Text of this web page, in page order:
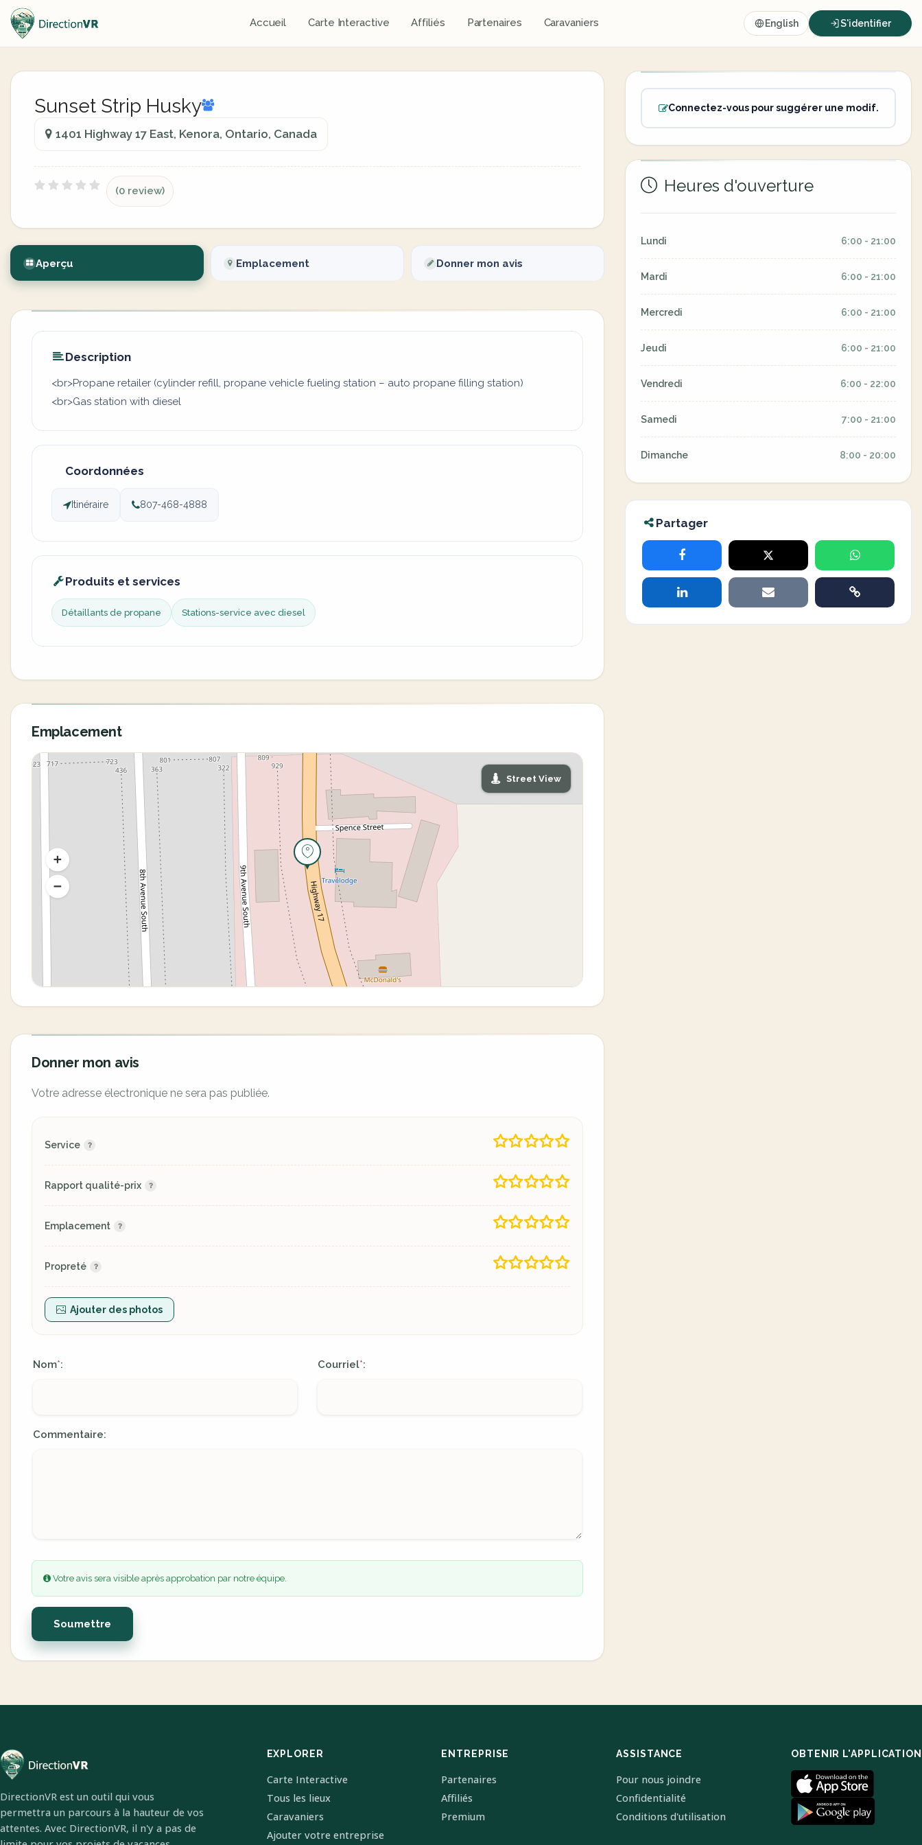
Accueil Carte Interactive Affiliés Partenaires Caravaniers English S'identifier
Sunset Strip Husky
1401 Highway 17 East, Kenora, Ontario, Canada
(0 review)
Aperçu Emplacement Donner mon avis
Description
<br>Propane retailer (cylinder refill, propane vehicle fueling station – auto propane filling station)
<br>Gas station with diesel
Coordonnées
Itinéraire 807-468-4888
Produits et services
Détaillants de propane Stations-service avec diesel
Emplacement
Street View
Donner mon avis
Votre adresse électronique ne sera pas publiée.
Service
Rapport qualité-prix
Emplacement
Propreté
Ajouter des photos
Nom*: Courriel*:
Commentaire:
Votre avis sera visible après approbation par notre équipe.
Soumettre
Connectez-vous pour suggérer une modif.
Heures d'ouverture
Lundi 6:00 - 21:00
Mardi 6:00 - 21:00
Mercredi 6:00 - 21:00
Jeudi 6:00 - 21:00
Vendredi 6:00 - 22:00
Samedi 7:00 - 21:00
Dimanche 8:00 - 20:00
Partager
DirectionVR est un outil qui vous
permettra un parcours à la hauteur de vos
attentes. Avec DirectionVR, il n'y a pas de
EXPLORER
Carte Interactive
Tous les lieux
Caravaniers
Ajouter votre entreprise
ENTREPRISE
Partenaires
Affiliés
Premium
ASSISTANCE
Pour nous joindre
Confidentialité
Conditions d'utilisation
OBTENIR L'APPLICATION